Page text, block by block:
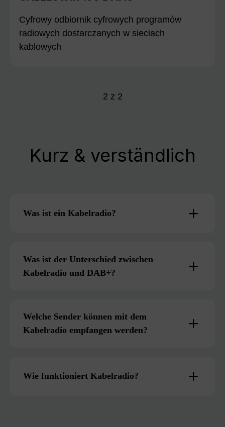
Cyfrowy odbiornik cyfrowych programów
radiowych dostarczanych w sieciach
kablowych
2 z 2
Kurz & verständlich
Was ist ein Kabelradio?
Was ist der Unterschied zwischen
Kabelradio und DAB+?
Welche Sender können mit dem
Kabelradio empfangen werden?
Wie funktioniert Kabelradio?